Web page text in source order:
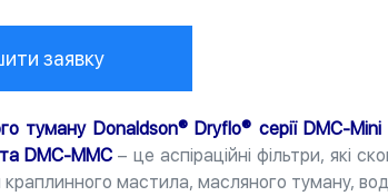
заявку
туману Donaldson® Dryflo® серії DMC-
DMC-MMC– це аспіраційні фільтри, які
мастила, масляного туману,